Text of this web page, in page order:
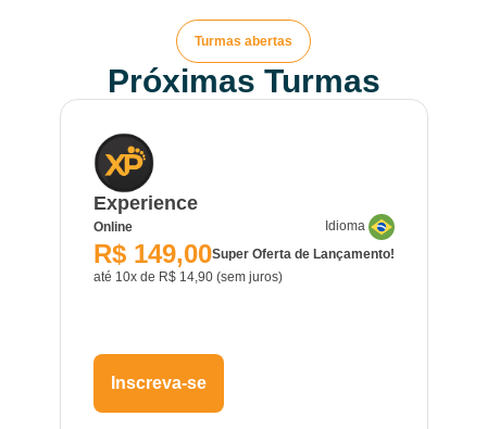
Turmas abertas
Próximas Turmas
Experience
Online Idioma
R$ 149,00Super Oferta de Lançamento!
até 10x de R$ 14,90 (sem juros)
Inscreva-se